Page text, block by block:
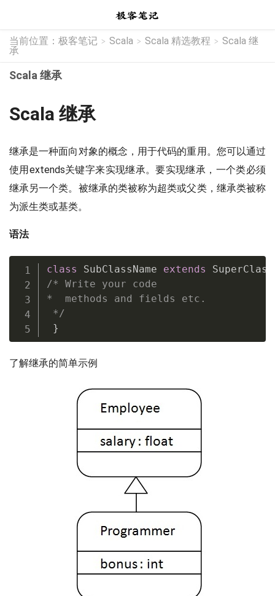
当前位置： 极客笔记 > Scala > Scala 精选教程 > Scala 继
承
Scala 继承
Scala 继承
继承是一种面向对象的概念，用于代码的重用。您可以通过
使用extends关键字来实现继承。要实现继承，一个类必须
继承另一个类。被继承的类被称为超类或父类，继承类被称
为派生类或基类。
语法
class SubClassName extends
/* Write your code
*  methods and fields etc.
*/
}
了解继承的简单示例